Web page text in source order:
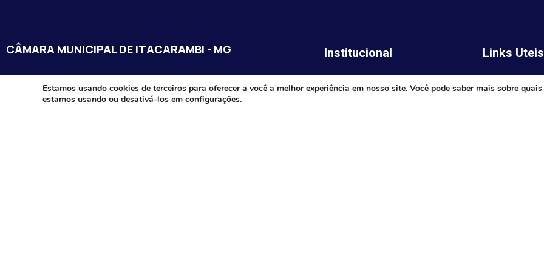
CÂMARA MUNICIPAL DE ITACARAMBI - MG
Endereço: Av. Juca Nascimento, n.º 240, Nossa Senhora de Fátima,
Itacarambi/MG – CEP: 39470-000
Institucional
Legislativo
Links Uteis
Prefeitura de
Estamos usando cookies de terceiros para oferecer a você a melhor experiência em nosso site. Você pode saber mais sobre
estamos usando ou desativá-los em configurações.